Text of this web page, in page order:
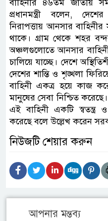
বাহিনীর ৪৬তম জাতীয়
প্রধানমন্ত্রী বলেন,
নিরাপত্তায় আনসার
থাকে। গ্রাম থেকে শহর
অঞ্চলগুলোতে আনসার বাহিনী
চালিয়ে যাচ্ছে। দেশে
দেশের শান্তি ও শৃঙ্খলা
বাহিনী একত্র হয়ে কাজ
মানুষের সেবা নিশ্চিত
এই বাহিনী একটি স্বতন্ত্র
করেছে বলে উল্লেখ করেন
নিউজটি শেয়ার করুন
আপনার মন্তব্য